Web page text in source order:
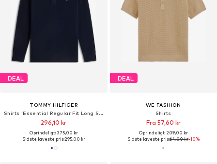
DEAL
TOMMY HILFIGER
Shirts 'Essential Regular Fit Long Sleeve'
296,10 kr
Oprindeligt: 375,00 kr
Sidste laveste pris:295,00 kr
DEAL
WE FASHION
Shirts
Fra 57,60 kr
Oprindeligt: 209,00 kr
Sidste laveste pris:64,00 kr-10%